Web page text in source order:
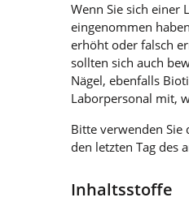
Wenn Sie sich einer
eingenommen
erhöht oder falsch
sollten sich auch
Nägel, ebenfalls
Laborpersonal mit,
Bitte verwenden Sie
den letzten Tag des
Inhaltsstoffe